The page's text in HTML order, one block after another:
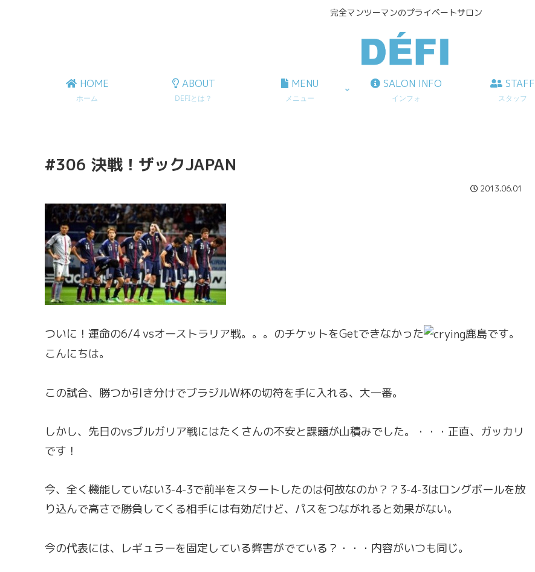
完全マンツーマンのプライベートサロン
HOME
ホーム
ABOUT
DEFIとは？
MENU
メニュー
SALON INFO
インフォ
STAFF
スタッフ
#306 決戦！ザックJAPAN
2013.06.01
ついに！運命の6/4 vsオーストラリア戦。。。のチケットをGetできなかった
鹿島です。
こんにちは。
この試合、勝つか引き分けでブラジルW杯の切符を手に入れる、大一番。
しかし、先日のvsブルガリア戦にはたくさんの不安と課題が山積みでした。・・・正直、ガッカリ
です！
今、全く機能していない3-4-3で前半をスタートしたのは何故なのか？？3-4-3はロングボールを放
り込んで高さで勝負してくる相手には有効だけど、パスをつながれると効果がない。
今の代表には、レギュラーを固定している弊害がでている？・・・内容がいつも同じ。